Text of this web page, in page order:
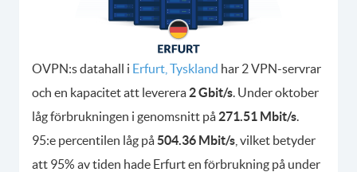
OVPN:s datahall i Erfurt, Tyskland har 2 VPN-servrar
och en kapacitet att leverera 2 Gbit/s. Under oktober
låg förbrukningen i genomsnitt på 271.51 Mbit/s.
95:e percentilen låg på504.36 Mbit/s , vilket betyder
att 95% av tiden hade Erfurt en förbrukning på under